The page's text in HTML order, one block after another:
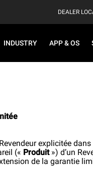
DEALER
INDUSTRY APP & OS
explicitée
(« Produit ») d’un
de la garantie